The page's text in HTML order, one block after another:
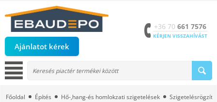
Ajánlatot kérek
+36 70 661 7576
KÉRJEN VISSZAHÍVÁST
Főoldal Építés Hő-,hang-és homlokzati szigetelések